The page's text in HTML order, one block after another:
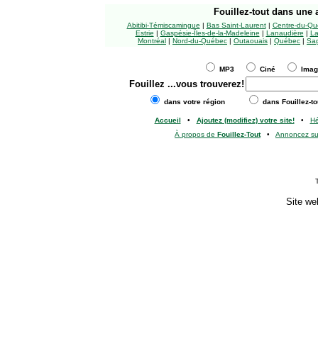
Fouillez-tout dans une
Abitibi-Témiscamingue | Bas Saint-Laurent| Centre-du-
Estrie | Gaspésie-Îles-de-la-Madeleine | Lanaudière |
Montréal | Nord-du-Québec | Outaouais | Québec |
MP3 Ciné
Fouillez ...vous trouverez!
dans votre région dans Fouillez-
Accueil • Ajoutez (modifiez) votre site!•
À propos de Fouillez-Tout• Annoncez
Site